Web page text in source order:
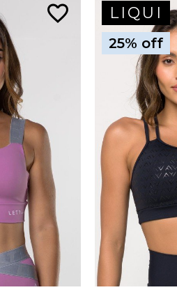
favorite_border LIQUI
25% off